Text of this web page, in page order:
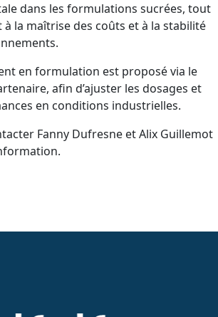
dans les formulations sucrées, tout
la maîtrise des coûts et à la stabilité
en formulation est proposé via le
afin d’ajuster les dosages et
en conditions industrielles.
Fanny Dufresne et Alix Guillemot